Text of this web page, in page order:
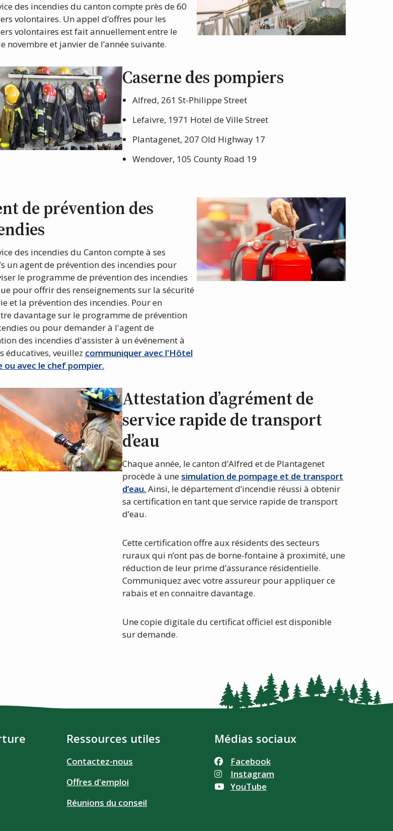
des incendies du canton compte près de 60
volontaires. Un appel d’offres pour les
volontaires est fait annuellement entre le
novembre et janvier de l’année suivante.
Caserne des pompiers
Alfred, 261 St-Philippe Street
Lefaivre, 1971 Hotel de Ville Street
Plantagenet, 207 Old Highway 17
Wendover, 105 County Road 19
de prévention des
des incendies du Canton compte à ses
un agent de prévention des incendies pour
le programme de prévention des incendies
pour offrir des renseignements sur la sécurité
et la prévention des incendies. Pour en
davantage sur le programme de prévention
ou pour demander à l'agent de
des incendies d'assister à un événement à
éducatives, veuillez communiquer avec l'Hôtel
ou avec le chef pompier.
Attestation d’agrément de
service rapide de transport
d’eau
Chaque année, le canton d’Alfred et de Plantagenet
procède à une simulation de pompage et de transport
d’eau. Ainsi, le département d’incendie réussi à obtenir
sa certification en tant que service rapide de transport
d’eau.
Cette certification offre aux résidents des secteurs
ruraux qui n’ont pas de borne-fontaine à proximité, une
réduction de leur prime d’assurance résidentielle.
Communiquez avec votre assureur pour appliquer ce
rabais et en connaitre davantage.
Une copie digitale du certificat officiel est disponible
sur demande.
Ressources utiles
Contactez-nous
Offres d'emploi
Réunions du conseil
Médias sociaux
Facebook
Instagram
YouTube